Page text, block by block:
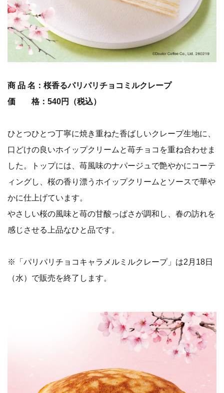
商 品 名：桜香るパリパリチョコミルクレープ
価 格：540円（税込）
ひとつひとつ丁寧に焼き重ねた香ばしいクレープ生地に、
口どけの良いホイップクリームと苺チョコを重ね合わせま
した。トップには、苺風味のナパージュで艶やかにコーテ
ィングし、桜の香り漂うホイップクリームとソースで華や
かに仕上げています。
やさしい桜の風味と苺の甘酸っぱさが調和し、春の訪れを
感じさせる上品なひと品です。
※「パリパリチョコキャラメルミルクレープ」は2月18日
（水）で販売を終了します。